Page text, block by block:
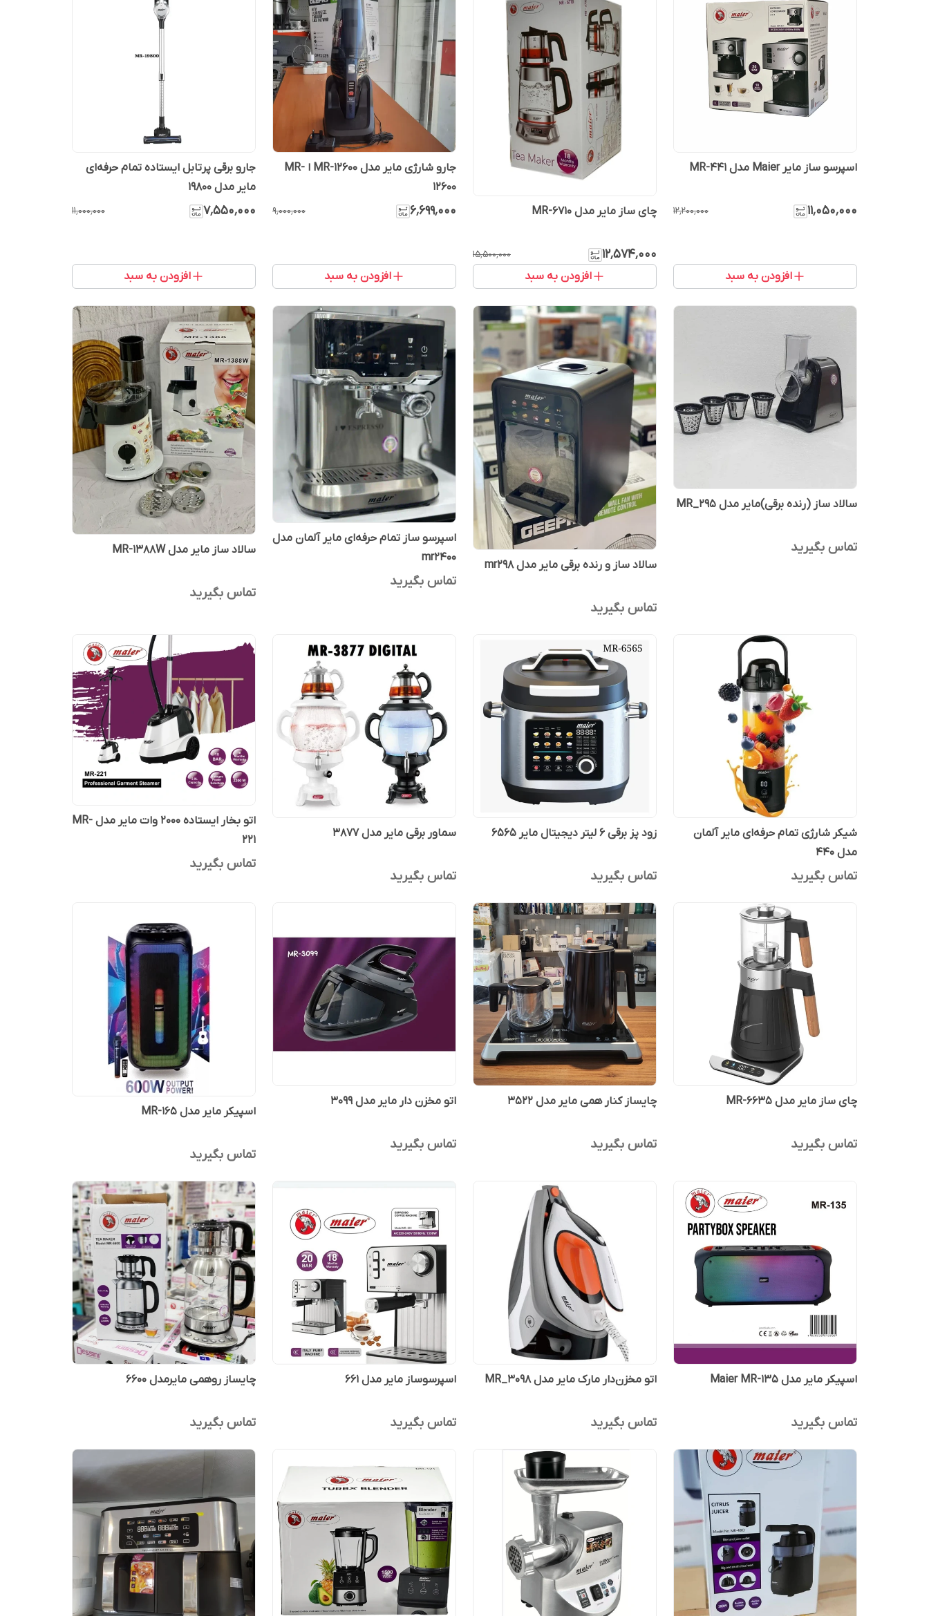
اسپرسو ساز مایر Maier مدل MR-441
۱۱٬۰۵۰٬۰۰۰ ۱۲٬۲۰۰٬۰۰۰
افزودن به سبد
چای ساز مایر مدل MR-6710
۱۲٬۵۷۴٬۰۰۰ ۱۵٬۵۰۰٬۰۰۰
افزودن به سبد
جارو شارژی مایر مدل MR-12600 ا MR-
12600
۶٬۶۹۹٬۰۰۰ ۹٬۰۰۰٬۰۰۰
افزودن به سبد
جارو برقی پرتابل ایستاده تمام حرفه‌ای
مایر مدل 19800
۷٬۵۵۰٬۰۰۰ ۱۱٬۰۰۰٬۰۰۰
افزودن به سبد
سالاد ساز (رنده برقی)مایر مدل MR_295
تماس بگیرید
سالاد ساز و رنده برقی مایر مدل mr298
تماس بگیرید
اسپرسو ساز تمام حرفه‌ای مایر آلمان مدل
mr2400
تماس بگیرید
سالاد ساز مایر مدل MR-1388W
تماس بگیرید
شیکر شارژی تمام حرفه‌ای مایر آلمان
مدل 440
تماس بگیرید
زود پز برقی 6 لیتر دیجیتال مایر 6565
تماس بگیرید
سماور برقی مایر مدل 3877
تماس بگیرید
اتو بخار ایستاده 2000 وات مایر مدل MR-
221
تماس بگیرید
چای ساز مایر مدل MR-6635
تماس بگیرید
چایساز کنار همی مایر مدل ۳۵۲۲
تماس بگیرید
اتو مخزن دار مایر مدل 3099
تماس بگیرید
اسپیکر مایر مدل MR-165
تماس بگیرید
اسپیکر مایر مدل Maier MR-135
تماس بگیرید
اتو مخزن‌دار مارک مایر مدل MR_3098
تماس بگیرید
اسپرسوساز مایر مدل ۶۶۱
تماس بگیرید
چایساز روهمی مایرمدل ۶۶۰۰
تماس بگیرید